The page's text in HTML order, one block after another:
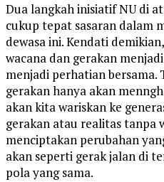
Dua langkah inisiatif NU di
cukup tepat sasaran dalam
dewasa ini. Kendati
wacana dan gerakan
menjadi perhatian bersama.
gerakan hanya akan
akan kita wariskan ke
gerakan atau realitas tanpa
menciptakan perubahan
akan seperti gerak jalan di
pola yang sama.